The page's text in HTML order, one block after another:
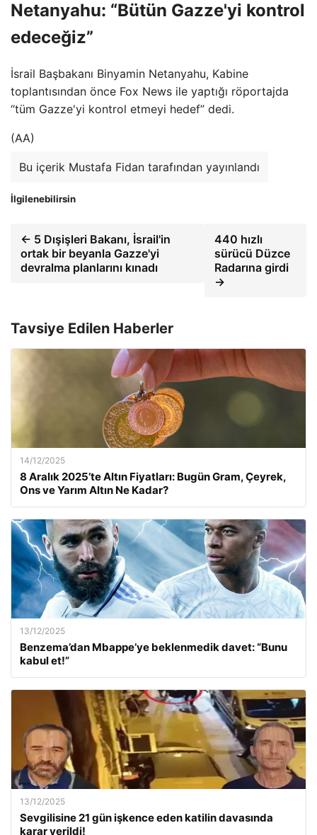
Netanyahu: “Bütün Gazze'yi kontrol
edeceğiz”
İsrail Başbakanı Binyamin Netanyahu, Kabine
toplantısından önce Fox News ile yaptığı röportajda
“tüm Gazze'yi kontrol etmeyi hedef” dedi.
(AA)
Bu içerik Mustafa Fidan tarafından yayınlandı
İlgilenebilirsin
← 5 Dışişleri Bakanı, İsrail'in
ortak bir beyanla Gazze'yi
devralma planlarını kınadı
440 hızlı
sürücü Düzce
Radarına girdi
→
Tavsiye Edilen Haberler
14/12/2025
8 Aralık 2025’te Altın Fiyatları: Bugün Gram, Çeyrek,
Ons ve Yarım Altın Ne Kadar?
13/12/2025
Benzema’dan Mbappe’ye beklenmedik davet: “Bunu
kabul et!”
13/12/2025
Sevgilisine 21 gün işkence eden katilin davasında
karar verildi!